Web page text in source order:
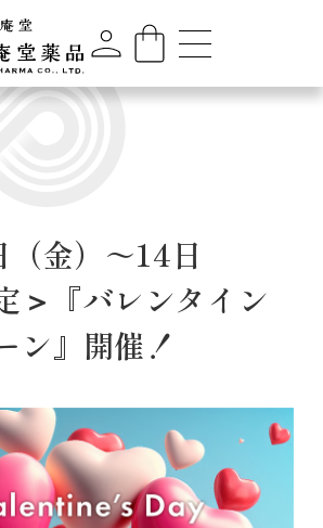
（金）～14日
＞『バレンタイン
ン』開催！